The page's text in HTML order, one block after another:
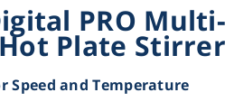
PRO Multi-
Plate Stirrer
Speed and Temperature
Sample Preparation
Shaking & Stirring